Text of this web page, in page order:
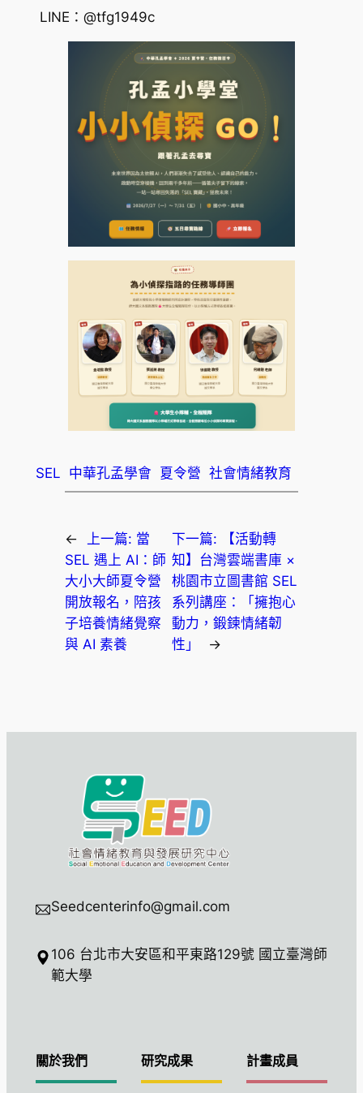
LINE：@tfg1949c
SEL 中華孔孟學會 夏令營 社會情緒教育
← 上一篇: 當
SEL 遇上 AI：師
大小大師夏令營
開放報名，陪孩
子培養情緒覺察
與 AI 素養
下一篇:
【活動轉
知】台灣雲端書庫 ×
桃園市立圖書館 SEL
系列講座：「擁抱心
動力，鍛鍊情緒韌
性」
→
Seedcenterinfo@gmail.com
106 台北市大安區和平東路129號 國立臺灣師
範大學
關於我們 研究成果 計畫成員